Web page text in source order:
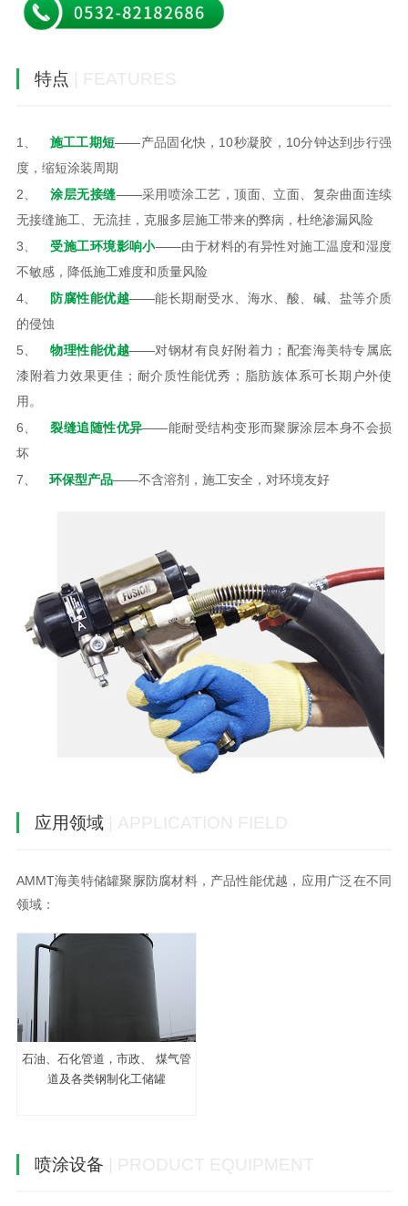
特点
1、 施工工期短——产品固化快，10秒凝胶，10分钟达到步行强
度，缩短涂装周期
2、 涂层无接缝——采用喷涂工艺，顶面、立面、复杂曲面连续
无接缝施工、无流挂，克服多层施工带来的弊病，杜绝渗漏风险
3、 受施工环境影响小——由于材料的有异性对施工温度和湿度
不敏感，降低施工难度和质量风险
4、
防腐性能优越——能长期耐受水、海水、酸、碱、盐等介质
的侵蚀
5、 物理性能优越——对钢材有良好附着力；配套海美特专属底
漆附着力效果更佳；耐介质性能优秀；脂肪族体系可长期户外使
用。
6、 裂缝追随性优异——能耐受结构变形而聚脲涂层本身不会损
坏
7、 环保型产品——不含溶剂，施工安全，对环境友好
应用领域| APPLICATION FIELD
AMMT海美特储罐聚脲防腐材料，产品性能优越，应用广泛在不同
领域：
石油、石化管道，市政、
煤气管
道及各类钢制化工储罐
喷涂设备